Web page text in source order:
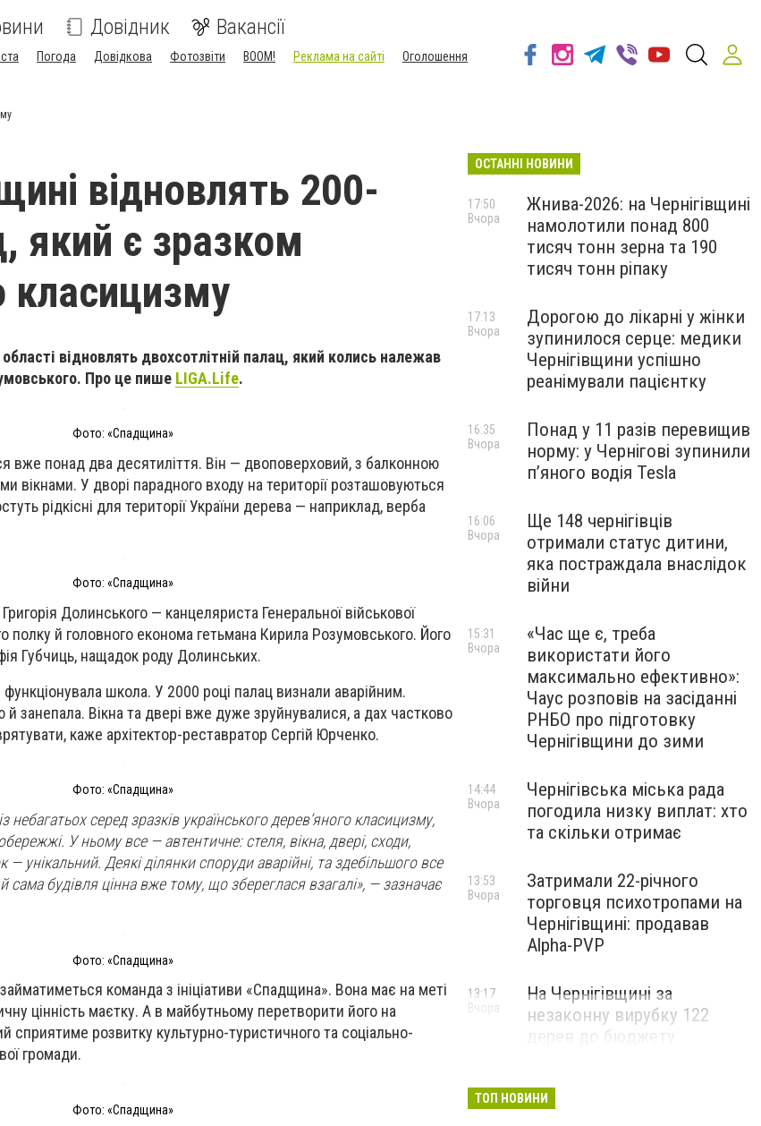
Довідник Вакансії
Погода Довідкова Фотозвіти BOOM! Реклама на сайті
Оголошення
відновлять 200-
який є зразком
класицизму
області відновлять двохсотлітній палац, який колись належав
Про це пише LIGA.Life.
Фото: «Спадщина»
вже понад два десятиліття. Він — двоповерховий, з балконною
вікнами. У дворі парадного входу на території розташовуються
рідкісні для території України дерева — наприклад, верба
Фото: «Спадщина»
Долинського — канцеляриста Генеральної військової
полку й головного економа гетьмана Кирила Розумовського. Його
Губчиць, нащадок роду Долинських.
школа. У 2000 році палац визнали аварійним.
й занепала. Вікна та двері вже дуже зруйнувалися, а дах частково
каже архітектор-реставратор Сергій Юрченко.
Фото: «Спадщина»
небагатьох серед зразків українського дерев’яного класицизму,
У ньому все — автентичне: стеля, вікна, двері, сходи,
унікальний. Деякі ділянки споруди аварійні, та здебільшого все
сама будівля цінна вже тому, що збереглася взагалі», — зазначає
Фото: «Спадщина»
команда з ініціативи «Спадщина». Вона має на меті
цінність маєтку. А в майбутньому перетворити його на
сприятиме розвитку культурно-туристичного та соціально-
громади.
Фото: «Спадщина»
ОСТАННІ НОВИНИ
Жнива-2026: на Чернігівщині
намолотили понад 800
тисяч тонн зерна та 190
тисяч тонн ріпаку
17:50
Вчора
Дорогою до лікарні у жінки
зупинилося серце: медики
Чернігівщини успішно
реанімували пацієнтку
17:13
Вчора
Понад у 11 разів перевищив
норму: у Чернігові зупинили
пʼяного водія Tesla
16:35
Вчора
Ще 148 чернігівців
отримали статус дитини,
яка постраждала внаслідок
війни
16:06
Вчора
«Час ще є, треба
використати його
максимально ефективно»:
Чаус розповів на засіданні
РНБО про підготовку
Чернігівщини до зими
15:31
Вчора
Чернігівська міська рада
погодила низку виплат: хто
та скільки отримає
14:44
Вчора
Затримали 22-річного
торговця психотропами на
Чернігівщині: продавав
Alpha-PVP
13:53
Вчора
На Чернігівщині за
незаконну вирубку 122
дерев до бюджету
13:17
Вчора
ТОП НОВИНИ